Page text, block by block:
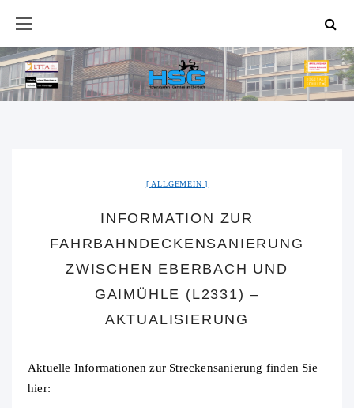
ALLGEMEIN
INFORMATION ZUR
FAHRBAHNDECKENSANIERUNG
ZWISCHEN EBERBACH UND
GAIMÜHLE (L2331) –
AKTUALISIERUNG
Aktuelle Informationen zur Streckensanierung finden Sie
hier: